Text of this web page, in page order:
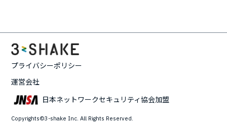
プライバシーポリシー
運営会社
日本ネットワークセキュリティ協会加盟
Copyrights©3-shake Inc. All Rights Reserved.